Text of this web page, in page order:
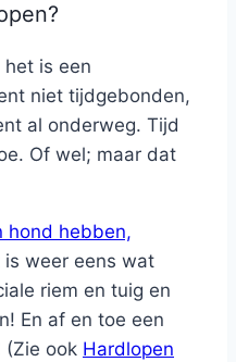
het is een
niet tijdgebonden,
al onderweg. Tijd
Of wel; maar dat
hond hebben,
is weer eens wat
riem en tuig en
En af en toe een
(Zie ook Hardlopen